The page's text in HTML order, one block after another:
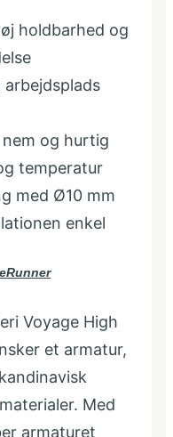
holdbarhed og
og hurtig
temperatur
med Ø10 mm
enkel
Voyage High
et armatur,
Med
armaturet